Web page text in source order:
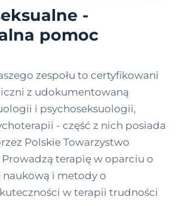
-
pomoc
zespołu to certyfikowani
z udokumentowaną
i psychoseksuologii,
- część z nich posiada
Polskie Towarzystwo
terapię w oparciu o
i metody o
w terapii trudności